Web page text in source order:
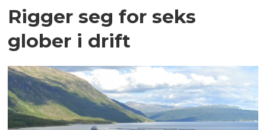
Rigger seg for seks
glober i drift